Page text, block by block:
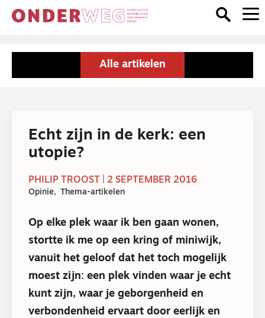
Alle artikelen
Echt zijn in de kerk: een
utopie?
PHILIP TROOST | 2 SEPTEMBER 2016
Opinie Thema-artikelen
Op elke plek waar ik ben gaan wonen,
stortte ik me op een kring of miniwijk,
vanuit het geloof dat het toch mogelijk
moest zijn: een plek vinden waar je echt
kunt zijn, waar je geborgenheid en
verbondenheid ervaart door eerlijk en